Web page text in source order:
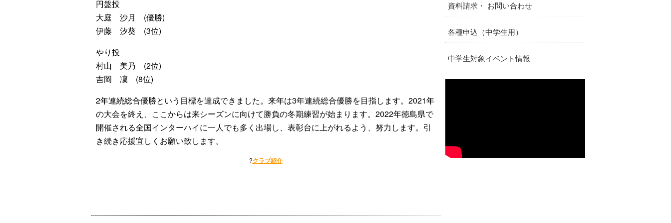
円盤投
大庭 沙月 (優勝)
伊藤 汐葵 (3位)
やり投
村山 美乃 (2位)
吉岡 凜 (8位)
2年連続総合優勝という目標を達成できました。来年は3年連続総合優勝を目指します。2021年
の大会を終え、ここからは来シーズンに向けて勝負の冬期練習が始まります。2022年徳島県で
開催される全国インターハイに一人でも多く出場し、表彰台に上がれるよう、努力します。引
き続き応援宜しくお願い致します。
?クラブ紹介
資料請求・ お問い合わせ
各種申込（中学生用）
中学生対象イベント情報